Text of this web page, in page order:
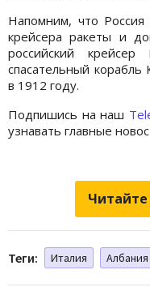
Напомним, что Россия
крейсера ракеты и
российский крейсер
спасательный
в 1912 году.
Подпишись на наш
узнавать главные
Читайте
Теги: Италия Албания